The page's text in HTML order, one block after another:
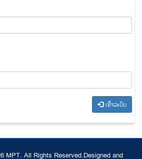
​ເຂົ້າ​ລະ​ບົບ
MPT. All Rights Reserved.Designed and